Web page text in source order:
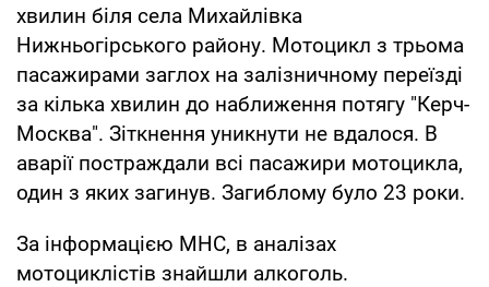
хвилин біля села Михайлівка
Нижньогірського району. Мотоцикл з трьома
пасажирами заглох на залізничному переїзді
за кілька хвилин до наближення потягу "Керч-
Москва". Зіткнення уникнути не вдалося. В
аварії постраждали всі пасажири мотоцикла,
один з яких загинув. Загиблому було 23 роки.
За інформацією МНС, в аналізах
мотоциклістів знайшли алкоголь.